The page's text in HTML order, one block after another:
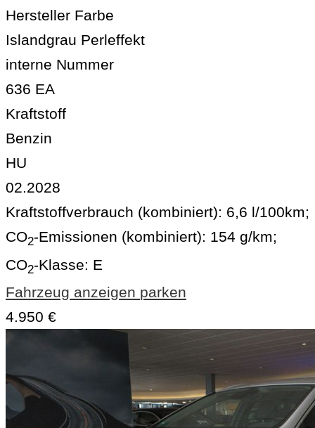
Hersteller Farbe
Islandgrau Perleffekt
interne Nummer
636 EA
Kraftstoff
Benzin
HU
02.2028
Kraftstoffverbrauch (kombiniert): 6,6 l/100km;
CO2-Emissionen (kombiniert): 154 g/km;
CO2-Klasse: E
Fahrzeug anzeigen parken
4.950 €